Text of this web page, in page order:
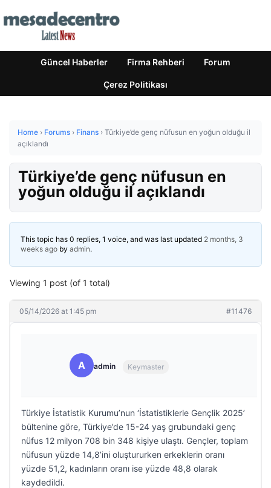
Güncel Haberler Firma Rehberi Forum
Çerez Politikası
Home › Forums › Finans › Türkiye’de genç nüfusun en yoğun olduğu il
açıklandı
Türkiye’de genç nüfusun en
yoğun olduğu il açıklandı
This topic has 0 replies, 1 voice, and was last updated 2 months, 3
weeks ago by admin.
Viewing 1 post (of 1 total)
05/14/2026 at 1:45 pm #11476
A admin Keymaster
Türkiye İstatistik Kurumu’nun ‘İstatistiklerle Gençlik 2025’
bültenine göre, Türkiye’de 15-24 yaş grubundaki genç
nüfus 12 milyon 708 bin 348 kişiye ulaştı. Gençler, toplam
nüfusun yüzde 14,8’ini oluştururken erkeklerin oranı
yüzde 51,2, kadınların oranı ise yüzde 48,8 olarak
kaydedildi.